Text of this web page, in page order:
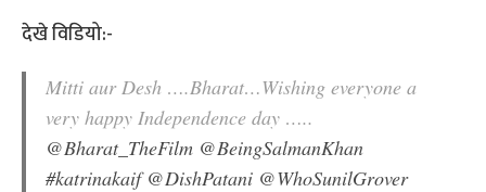
देखे विडियो:-
Mitti aur Desh ….Bharat…Wishing everyone a
very happy Independence day …..
@Bharat_TheFilm @BeingSalmanKhan
#katrinakaif @DishPatani @WhoSunilGrover